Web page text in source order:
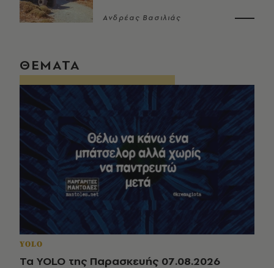
Ανδρέας Βασιλιάς
ΘΕΜΑΤΑ
YOLO
Τα YOLO της Παρασκευής 07.08.2026